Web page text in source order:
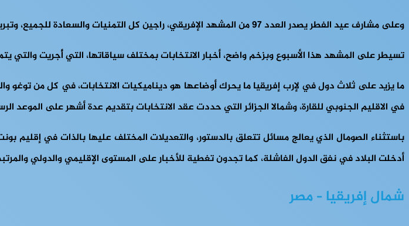
وعلى مشارف عيد الفطر يصدر العدد 97 من المشهد الإفريقي، راجين كل التمنيات والسعادة للجميع، وتبريكاتنا بحلول العيد.
تسيطر على المشهد هذا الأسبوع وبزخم واضح، أخبار الانتخابات بمختلف سياقاتها، التي أُجريت والتي
ما يزيد على ثلاث دول في لإرب إفريقيا ما يحرك أوضاعها هو ديناميكيات الانتخابات، في كل من
في الاقليم الجنوبي للقارة، وشمالا الجزائر التي حددت عقد الانتخابات بتقديم عدة أشهر على الموعد
باستثناء الصومال الذي يعالج مسائل تتعلق بالدستور، والتعديلات المختلف عليها بالذات في إقليم
أدخلت البلاد في نفق الدول الفاشلة، كما تجدون تغطية للأخبار على المستوى الإقليمي والدولي
شمال إفريقيا – مصر